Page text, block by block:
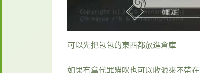
可以先把包包的東西都放進倉庫
如果有拿代罪貓咪也可以收源來不帶